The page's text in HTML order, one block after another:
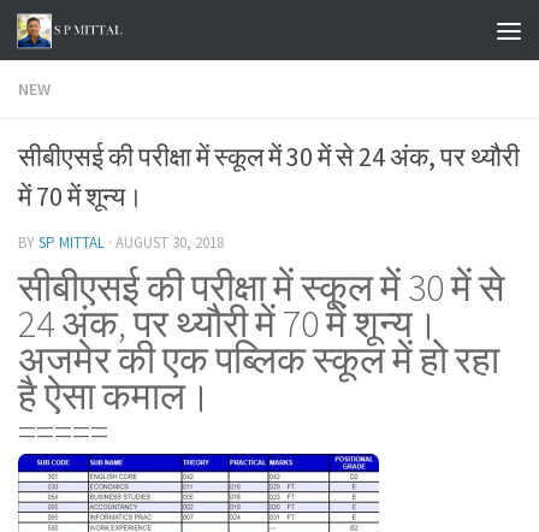
Skip to content
NEW
सीबीएसई की परीक्षा में स्कूल में 30 में से 24 अंक, पर थ्यौरी
में 70 में शून्य।
BYSP MITTAL · AUGUST 30, 2018
सीबीएसई की परीक्षा में स्कूल में 30 में से
24 अंक, पर थ्यौरी में 70 में शून्य।
अजमेर की एक पब्लिक स्कूल में हो रहा
है ऐसा कमाल।
=====